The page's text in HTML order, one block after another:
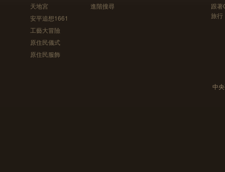
天地宮
安平追想1661
工藝大冒險
原住民儀式
原住民服飾
進階搜尋
跟
旅行
中